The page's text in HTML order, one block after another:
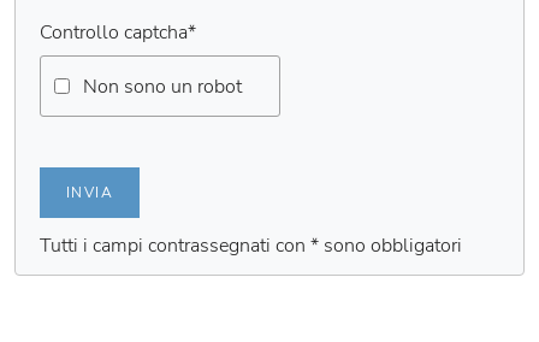
Controllo captcha*
Non sono un robot
INVIA
Tutti i campi contrassegnati con * sono obbligatori